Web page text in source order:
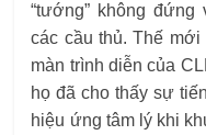
“tướng” không
các cầu thủ. Thế
màn trình diễn của
họ đã cho thấy sự
hiệu ứng tâm lý khi